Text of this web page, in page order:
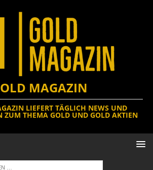
MAGAZIN
LIEFERT TÄGLICH NEWS UND
ZUM THEMA GOLD UND GOLD AKTIEN